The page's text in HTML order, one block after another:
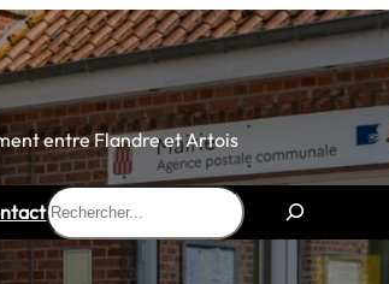
entre Flandre et Artois
Rechercher